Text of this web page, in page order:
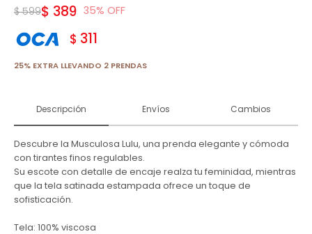
$ 389
$ 599 35
$ 311
25% EXTRA LLEVANDO 2 PRENDAS
Descripción Envíos Cambios
Descubre la Musculosa Lulu, una prenda elegante y cómoda
con tirantes finos regulables.
Su escote con detalle de encaje realza tu feminidad, mientras
que la tela satinada estampada ofrece un toque de
sofisticación.
Tela: 100% viscosa